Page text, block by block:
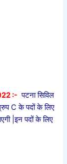
:- पटना सिविल
C के पदों के लिए
|इन पदों के लिए